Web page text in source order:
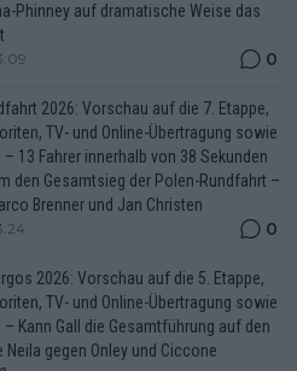
Phinney auf dramatische Weise das
0
2026: Vorschau auf die 7. Etappe,
TV- und Online-Übertragung sowie
13 Fahrer innerhalb von 38 Sekunden
den Gesamtsieg der Polen-Rundfahrt –
Brenner und Jan Christen
0
2026: Vorschau auf die 5. Etappe,
TV- und Online-Übertragung sowie
Kann Gall die Gesamtführung auf den
Neila gegen Onley und Ciccone